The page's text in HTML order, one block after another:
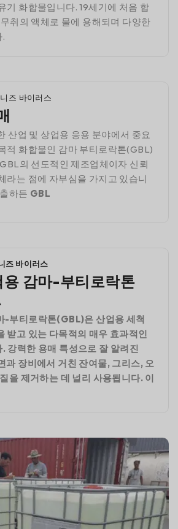
기 화합물입니다. 19세기에 처음 합
취의 액체로 물에 용해되며 다양한
즈 바이러스
산업 및 상업용 응용 분야에서 중요
적 화합물인 감마 부티로락톤(GBL)
의 선도적인 제조업체이자 신뢰
라는 점에 자부심을 가지고 있습니
하든 GBL
즈 바이러스
용 감마-부티로락톤
-부티로락톤(GBL)은 산업용 세척
받고 있는 다목적의 매우 효과적인
강력한 용매 특성으로 잘 알려진
과 장비에서 거친 잔여물, 그리스, 오
을 제거하는 데 널리 사용됩니다. 이